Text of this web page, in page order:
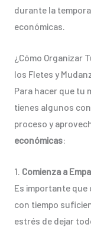
durante la
económicas.
¿Cómo Organizar
los Fletes y
Para hacer que tu
tienes algunos
proceso y
económicas:
1. Comienza a
Es importante que
con tiempo
estrés de dejar